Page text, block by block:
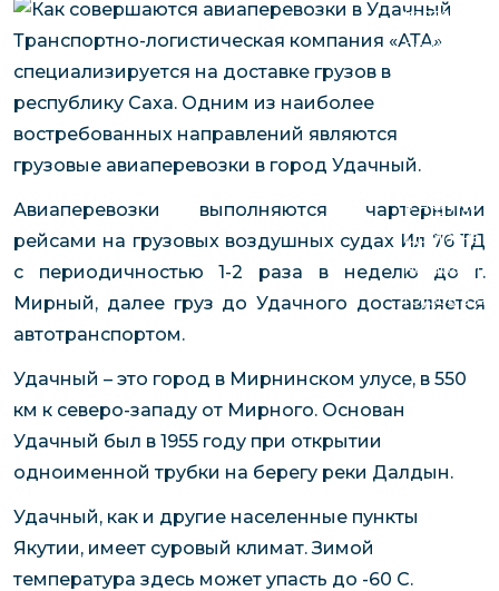
чартерных
по РФ
Якутия
чартерных
в Якутию
Доставка
грузов в
Транспортно-логистическая компания «АТА»
специализируется на доставке грузов в
республику Саха. Одним из наиболее
востребованных направлений являются
грузовые авиаперевозки в город Удачный.
Авиаперевозки выполняются чартерными
рейсами на грузовых воздушных судах Ил 76 ТД
с периодичностью 1-2 раза в неделю до г.
Мирный, далее груз до Удачного доставляется
автотранспортом.
Удачный – это город в Мирнинском улусе, в 550
км к северо-западу от Мирного. Основан
Удачный был в 1955 году при открытии
одноименной трубки на берегу реки Далдын.
Удачный, как и другие населенные пункты
Якутии, имеет суровый климат. Зимой
температура здесь может упасть до -60 С.